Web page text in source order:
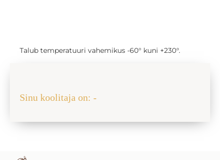
Talub temperatuuri vahemikus -60° kuni +230°.
Sinu koolitaja on: -